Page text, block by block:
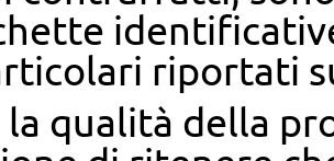
riportati
la qualità della